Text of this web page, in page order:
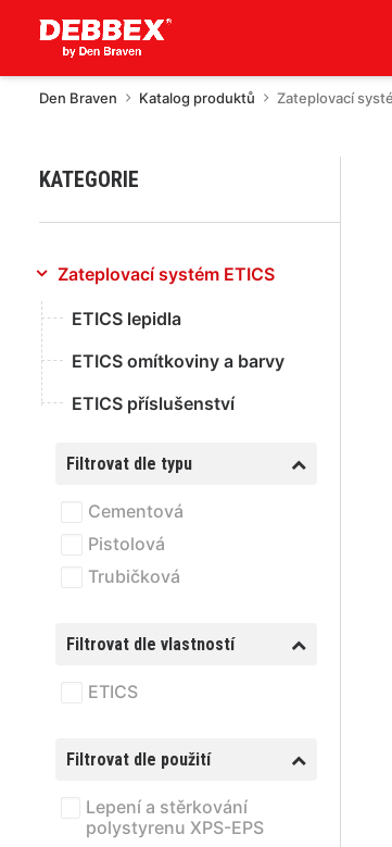
Den Braven Katalog produktů Zateplovací
KATEGORIE
Zateplovací systém ETICS
ETICS lepidla
ETICS omítkoviny a barvy
ETICS příslušenství
Filtrovat dle typu
Cementová
Pistolová
Trubičková
Filtrovat dle vlastností
ETICS
Filtrovat dle použití
Lepení a stěrkování
polystyrenu XPS-EPS